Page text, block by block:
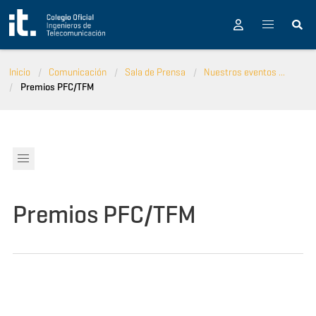
Pasar al contenido principal
Inicio Comunicación Sala de Prensa
Nuestros eventos ...
Premios PFC/TFM
Premios PFC/TFM